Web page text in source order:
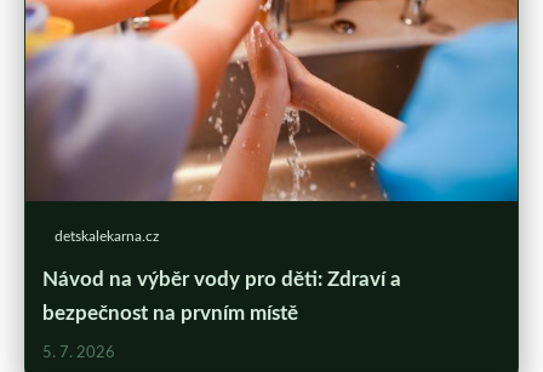
detskalekarna.cz
Návod na výběr vody pro děti: Zdraví a
bezpečnost na prvním místě
5. 7. 2026